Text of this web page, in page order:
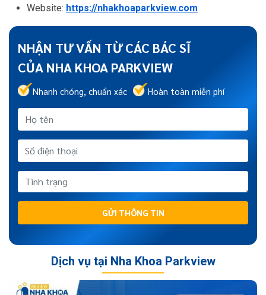
Website: https://nhakhoaparkview.com
NHẬN TƯ VẤN TỪ CÁC BÁC SĨ
CỦA NHA KHOA PARKVIEW
Nhanh chóng, chuẩn xác Hoàn toàn miễn phí
GỬI THÔNG TIN
Dịch vụ tại Nha Khoa Parkview